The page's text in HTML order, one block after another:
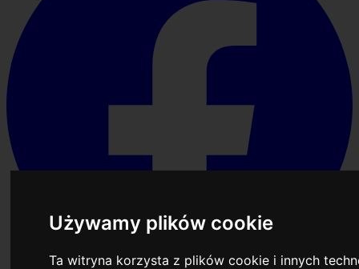
Używamy plików cookie
Ta witryna korzysta z plików cookie i innych